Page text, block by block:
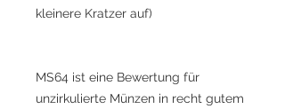
kleinere Kratzer auf)
MS64 ist eine Bewertung für
unzirkulierte Münzen in recht gutem